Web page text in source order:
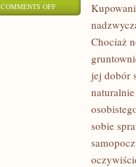
COMMENTS OFFON
NADSZARPNĄĆ
Chociaż
jej dobór
sobie